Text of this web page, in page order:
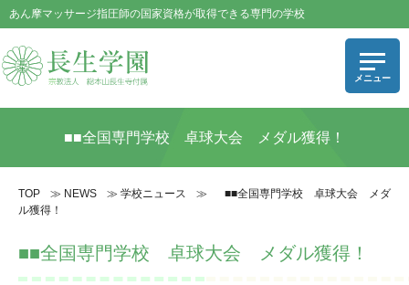
あん摩マッサージ指圧師の国家資格が取得できる専門の学校
■■全国専門学校 卓球大会 メダル獲得！
TOP ≫ NEWS ≫ 学校ニュース ≫
■■全国専門学校 卓球大会 メダ
ル獲得！
■■全国専門学校 卓球大会 メダル獲得！